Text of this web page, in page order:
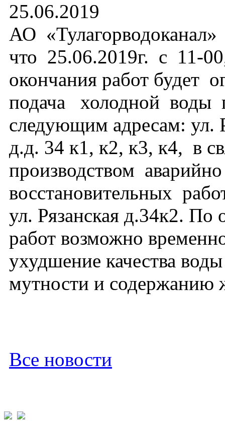
25.06.2019
АО
что 25.06.2019г. с 11-
окончания работ будет
подача холодной воды
следующим адресам: ул.
д.д. 34 к1, к2, к3, к4, в
производством
восстановительных
ул. Рязанская д.34к2. По
работ возможно
ухудшение качества
мутности и содержанию
Все новости